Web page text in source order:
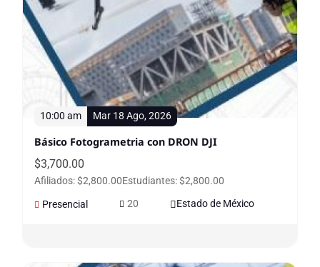
10:00 am Mar 18 Ago, 2026
Básico Fotogrametria con DRON DJI
$3,700.00
Afiliados: $2,800.00Estudiantes: $2,800.00
Presencial
20 Estado de México